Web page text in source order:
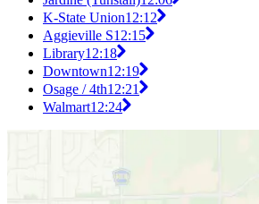
K-State Union12:12
Aggieville S12:15
Library12:18
Downtown12:19
Osage / 4th12:21
Walmart12:24